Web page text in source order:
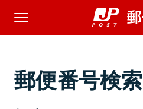
郵便番号検索